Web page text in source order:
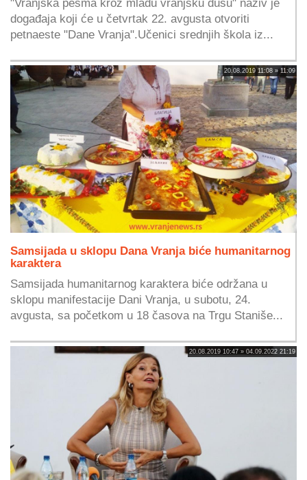
"Vranjska pesma kroz mladu vranjsku dušu" naziv je
događaja koji će u četvrtak 22. avgusta otvoriti
petnaeste "Dane Vranja".Učenici srednjih škola iz...
20.08.2019 11:08 » 11:09
Samsijada u sklopu Dana Vranja biće humanitarnog
karaktera
Samsijada humanitarnog karaktera biće održana u
sklopu manifestacije Dani Vranja, u subotu, 24.
avgusta, sa početkom u 18 časova na Trgu Staniše...
20.08.2019 10:47 » 04.09.2022 21:19